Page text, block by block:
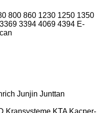
800 860 1230 1250 1350
3369 3394 4069 4394 E-
Junjin Junttan
Kransysteme KTA Kacper-